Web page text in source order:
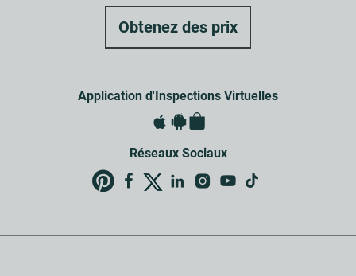
Application d'Inspections Virtuelles
Réseaux Sociaux